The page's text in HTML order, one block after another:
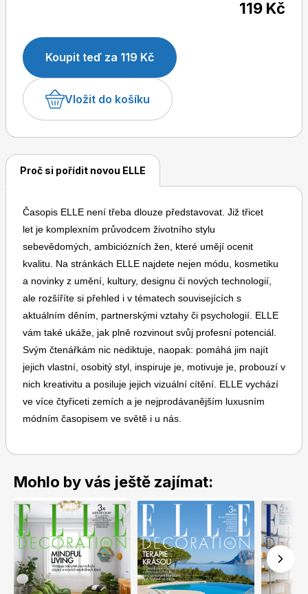
Dětské časopisy
Burda Best of
Burda Kids
Toprecepty.cz
119 Kč
Koupit teď za 119 Kč
Vložit do košíku
Proč si pořídit novou ELLE
Časopis ELLE není třeba dlouze představovat. Již třicet
let je komplexním průvodcem životního stylu
sebevědomých, ambiciózních žen, které umějí ocenit
kvalitu. Na stránkách ELLE najdete nejen módu, kosmetiku
a novinky z umění, kultury, designu či nových technologií,
ale rozšíříte si přehled i v tématech souvisejících s
aktuálním děním, partnerskými vztahy či psychologií. ELLE
vám také ukáže, jak plně rozvinout svůj profesní potenciál.
Svým čtenářkám nic nediktuje, naopak: pomáhá jim najít
jejich vlastní, osobitý styl, inspiruje je, motivuje je, probouzí v
nich kreativitu a posiluje jejich vizuální cítění. ELLE vychází
ve více čtyřiceti zemích a je nejprodávanějším luxusním
módním časopisem ve světě i u nás.
Mohlo by vás ještě zajímat: